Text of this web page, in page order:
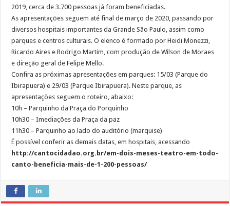
2019, cerca de 3.700 pessoas já foram beneficiadas.
As apresentações seguem até final de março de 2020, passando por
diversos hospitais importantes da Grande São Paulo, assim como
parques e centros culturais. O elenco é formado por Heidi Monezzi,
Ricardo Aires e Rodrigo Martim, com produção de Wilson de Moraes
e direção geral de Felipe Mello.
Confira as próximas apresentações em parques: 15/03 (Parque do
Ibirapuera) e 29/03 (Parque Ibirapuera). Neste parque, as
apresentações seguem o roteiro, abaixo:
10h – Parquinho da Praça do Porquinho
10h30 – Imediações da Praça da paz
11h30 – Parquinho ao lado do auditório (marquise)
É possível conferir as demais datas, em hospitais, acessando
http://cantocidadao.org.br/em-dois-meses-teatro-em-todo-
canto-beneficia-mais-de-1-200-pessoas/